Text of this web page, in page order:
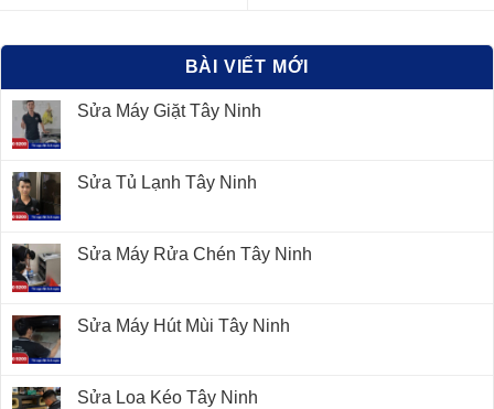
BÀI VIẾT MỚI
Sửa Máy Giặt Tây Ninh
Sửa Tủ Lạnh Tây Ninh
Sửa Máy Rửa Chén Tây Ninh
Sửa Máy Hút Mùi Tây Ninh
Sửa Loa Kéo Tây Ninh